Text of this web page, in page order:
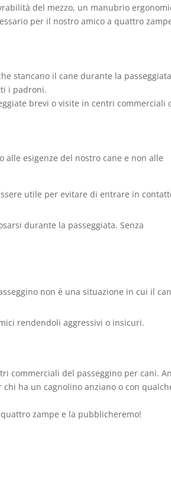
del mezzo, un manubrio
per il nostro amico a quattro
stancano il cane durante la
i padroni.
brevi o visite in centri commerciali
esigenze del nostro cane e non alle
utile per evitare di entrare in
durante la passeggiata. Senza
non è una situazione in cui il
rendendoli aggressivi o insicuri.
commerciali del passeggino per cani.
ha un cagnolino anziano o con
zampe e la pubblicheremo!